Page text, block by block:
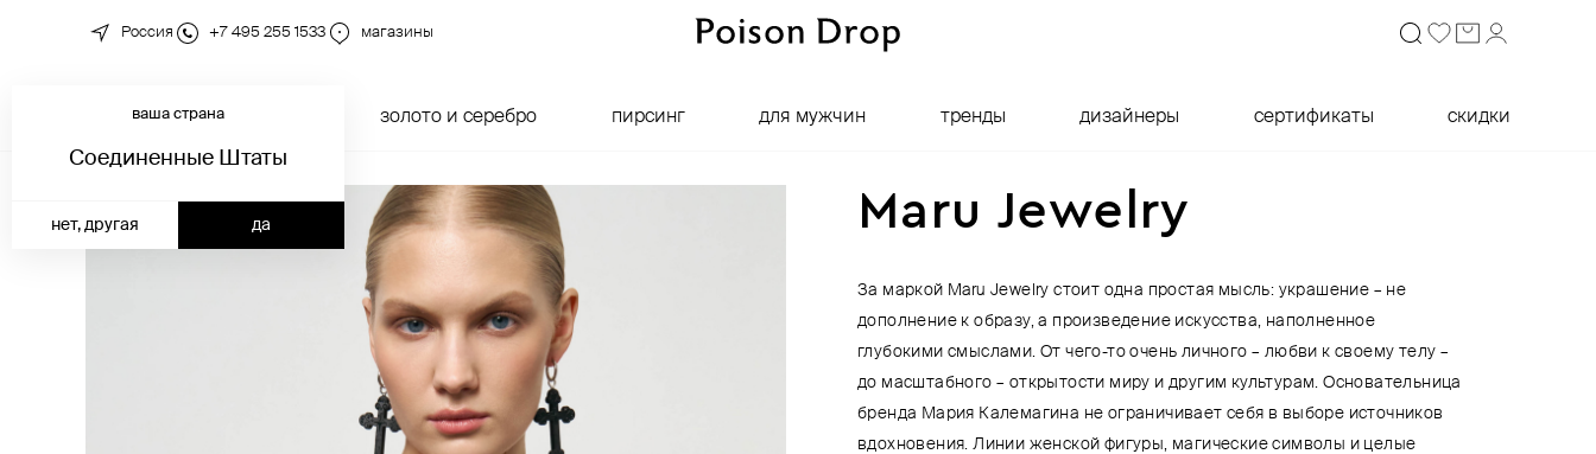
Россия +7 495 255 1533 магазины
новинки золото и серебро пирсинг для мужчин тренды дизайнеры сертификаты скидки
ваша страна
Соединенные Штаты
да
нет, другая Maru Jewelry
За маркой Maru Jewelry стоит одна простая мысль: украшение – не
дополнение к образу, а произведение искусства, наполненное
глубокими смыслами. От чего-то очень личного – любви к своему телу –
до масштабного – открытости миру и другим культурам. Основательница
бренда Мария Калемагина не ограничивает себя в выборе источников
вдохновения. Линии женской фигуры, магические символы и целые